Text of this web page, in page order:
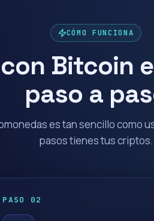
CÓMO FUNCIONA
Bitcoin
paso a
es tan sencillo como
pasos tienes tus criptos.
PASO 02